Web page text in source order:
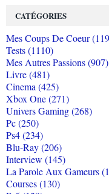
CATÉGORIES
Mes Coups De Coeur
Tests (1110)
Mes Autres Passions (907)
Livre (481)
Cinema (425)
Xbox One (271)
Univers Gaming (268)
Pc (250)
Ps4 (234)
Blu-Ray (206)
Interview (145)
La Parole Aux Gameurs
Courses (130)